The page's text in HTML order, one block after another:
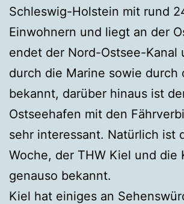
Schleswig-Holstein mit rund
Einwohnern und liegt an der
endet der Nord-Ostsee-Kanal
durch die Marine sowie durch
bekannt, darüber hinaus ist
Ostseehafen mit den
sehr interessant. Natürlich ist
Woche, der THW Kiel und die
genauso bekannt.
Kiel hat einiges an